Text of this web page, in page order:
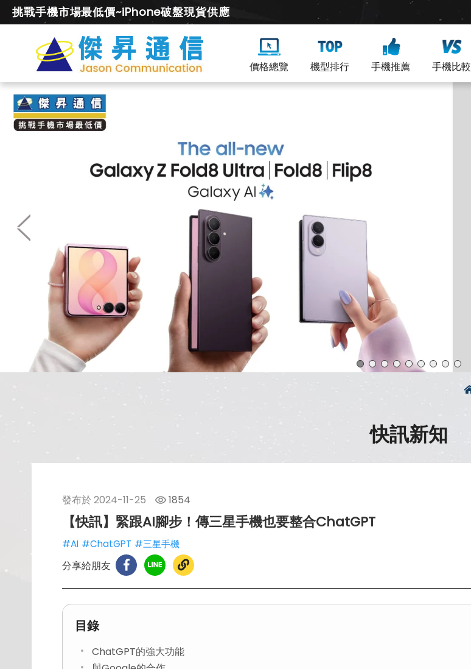
挑戰手機市場最低價~iPhone破盤現貨供應
價格總覽 機型排行 手機推薦 手機比較
快訊新知
發布於 2024-11-25 1854
【快訊】緊跟AI腳步！傳三星手機也要整合ChatGPT
#AI #ChatGPT #三星手機
分享給朋友
目錄
ChatGPT的強大功能